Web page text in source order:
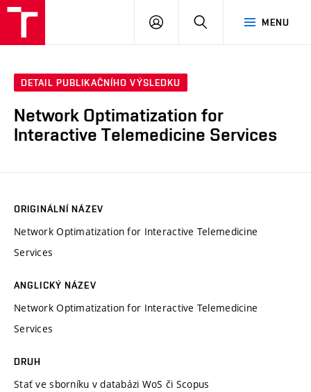
MENU
PŘIHLÁSIT
DETAIL PUBLIKAČNÍHO VÝSLEDKU
Network Optimatization for
Interactive Telemedicine Services
ORIGINÁLNÍ NÁZEV
Network Optimatization for Interactive Telemedicine
Services
ANGLICKÝ NÁZEV
Network Optimatization for Interactive Telemedicine
Services
DRUH
Stať ve sborníku v databázi WoS či Scopus